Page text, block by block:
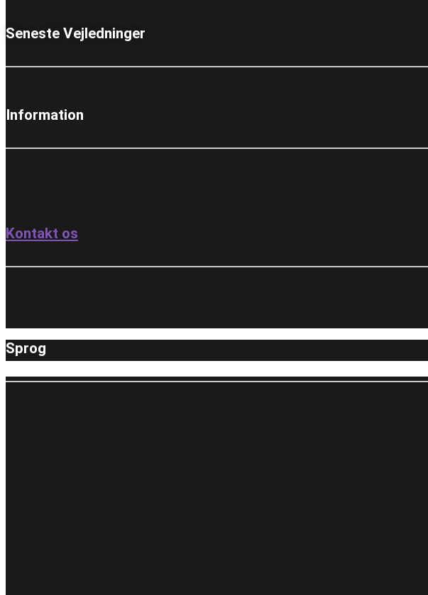
Seneste Vejledninger
Information
Kontakt os
Sprog